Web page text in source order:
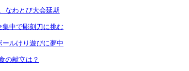
なわとび大会延期
中で彫刻刀に挑む
ルけり遊びに夢中
の献立は？